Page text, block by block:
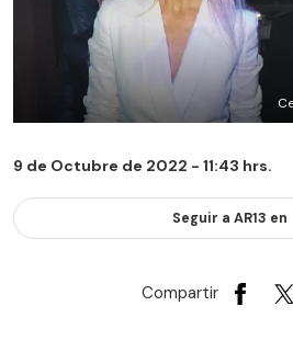
9 de Octubre de 2022 - 11:43 hrs.
Seguir a AR13 en
Compartir